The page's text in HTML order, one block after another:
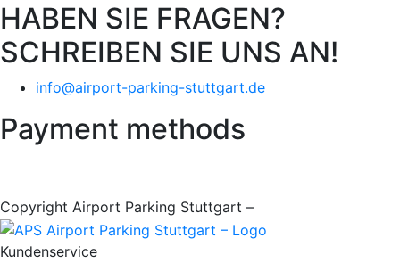
HABEN SIE FRAGEN?
SCHREIBEN SIE UNS AN!
info@airport-parking-stuttgart.de
Payment methods
Copyright Airport Parking Stuttgart –
Kundenservice